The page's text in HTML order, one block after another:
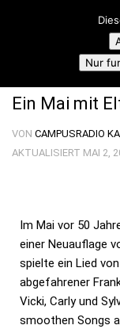
Skip to content
Campusradio
FUNKY FLASHBACK
Ein Mai mit
VON CAMPUSRADIO
AKTUALISIERT MAI 2,
Im Mai vor 50
einer Neuauflage
spielte ein Lied
abgefahrener
Vicki, Carly und
smoothen Songs
Nur